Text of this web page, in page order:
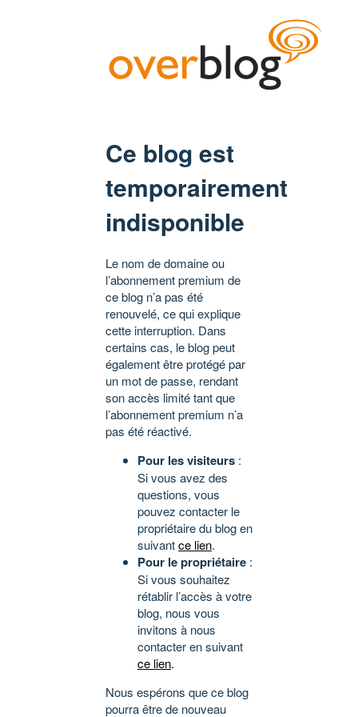
Ce blog est
temporairement
indisponible
Le nom de domaine ou
l’abonnement premium de
ce blog n’a pas été
renouvelé, ce qui explique
cette interruption. Dans
certains cas, le blog peut
également être protégé par
un mot de passe, rendant
son accès limité tant que
l’abonnement premium n’a
pas été réactivé.
Pour les visiteurs :
Si vous avez des
questions, vous
pouvez contacter le
propriétaire du blog en
suivantce lien.
Pour le propriétaire :
Si vous souhaitez
rétablir l’accès à votre
blog, nous vous
invitons à nous
contacter en suivant
ce lien.
Nous espérons que ce blog
pourra être de nouveau